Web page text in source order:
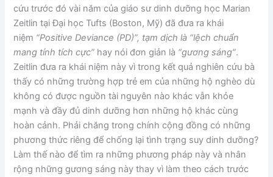
cứu trước đó vài năm của giáo sư dinh dưỡng học Marian
Zeitlin tại Đại học Tufts (Boston, Mỹ) đã đưa ra khái
niệm “Positive Deviance (PD)”, tạm dịch là “lệch chuẩn
mang tính tích cực” hay nói đơn giản là “gương sáng”.
Zeitlin đưa ra khái niệm này vì trong kết quả nghiên cứu bà
thấy có những trường hợp trẻ em của những hộ nghèo dù
không có được nguồn tài nguyên nào khác vẫn khỏe
mạnh và đầy đủ dinh dưỡng hơn những hộ khác cùng
hoàn cảnh. Phải chăng trong chính cộng đồng có những
phương thức riêng để chống lại tình trạng suy dinh dưỡng?
Làm thế nào để tìm ra những phương pháp này và nhân
rộng những gương sáng này thay vì làm theo cách trước